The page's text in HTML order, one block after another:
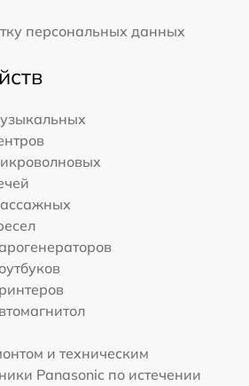
персональных данных
и техническим
Panasonic по истечении